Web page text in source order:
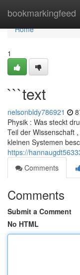
bookmarkingfeed
Home
Home
1
```text
nelsonbldy786921
Physik : Was steckt
Teil der Wissenschaft
kleinen Systemen
https://
Comments
Comments
Submit a Comment
No HTML